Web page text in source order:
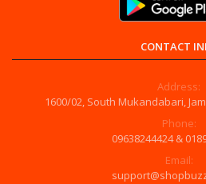
CONTACT
Address:
1600/02, South Mukandabari,
Phone:
09638244424 &
Email: